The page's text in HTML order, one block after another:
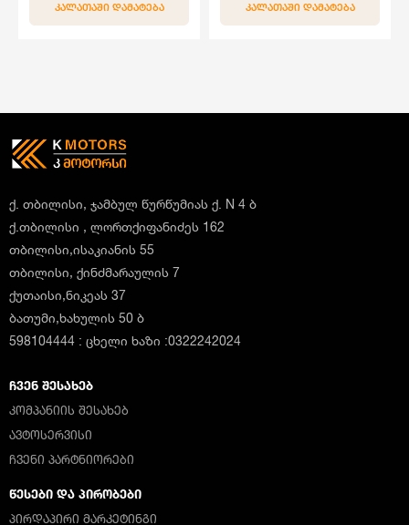
ᲙᲐᲚᲐᲗᲐᲨᲘ ᲓᲐᲛᲐᲢᲔᲑᲐ ᲙᲐᲚᲐᲗᲐᲨᲘ ᲓᲐᲛᲐᲢᲔᲑᲐ
ქ. თბილისი, ჯამბულ წურწუმიას ქ. N 4 ბ
ქ.თბილისი , ლორთქიფანიძეს 162
თბილისი,ისაკიანის 55
თბილისი, ქინძმარაულის 7
ქუთაისი,ნიკეას 37
ბათუმი,ხახულის 50 ბ
598104444 : ცხელი ხაზი :0322242024
ᲩᲕᲔᲜ ᲨᲔᲡᲐᲮᲔᲑ
ᲙᲝᲛᲞᲐᲜᲘᲘᲡ ᲨᲔᲡᲐᲮᲔᲑ
ᲐᲕᲢᲝᲡᲔᲠᲕᲘᲡᲘ
ᲩᲕᲔᲜᲘ ᲞᲐᲠᲢᲜᲘᲝᲠᲔᲑᲘ
ᲬᲔᲡᲔᲑᲘ ᲓᲐ ᲞᲘᲠᲝᲑᲔᲑᲘ
ᲞᲘᲠᲓᲐᲞᲘᲠᲘ ᲛᲐᲠᲙᲔᲢᲘᲜᲒᲘ